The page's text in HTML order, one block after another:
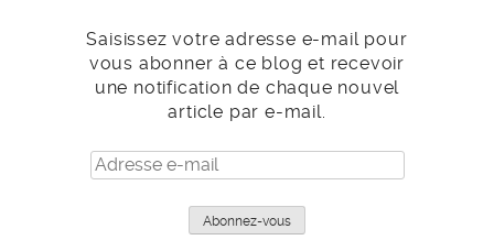
Saisissez votre adresse e-mail pour
vous abonner à ce blog et recevoir
une notification de chaque nouvel
article par e-mail.
Adresse
e-
Abonnez-vous